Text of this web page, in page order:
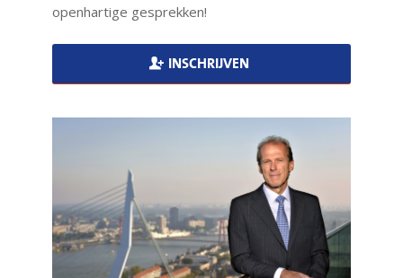
openhartige gesprekken!
INSCHRIJVEN